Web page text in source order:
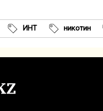
ИНТ никотин